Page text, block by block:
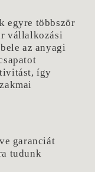
egyre többször
vállalkozási
az anyagi
így
garanciát
tudunk